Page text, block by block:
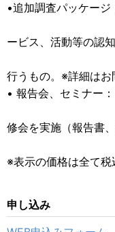
•追加調査パッケー
ご指定の企
ービス、活動等の認
イメージな
行うもの。※詳細はお
• 報告会、セミナー
調査結果を
修会を実施（報告書
※表示の価格は全て税
申し込み